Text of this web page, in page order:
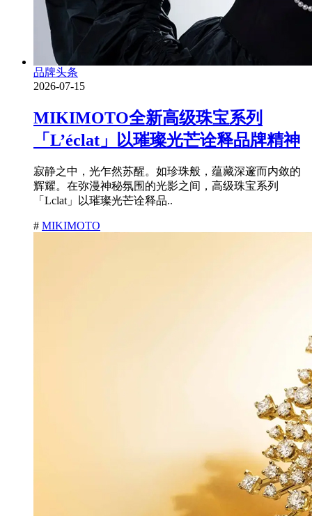
品牌头条
2026-07-15
MIKIMOTO全新高级珠宝系列
「L’éclat」以璀璨光芒诠释品牌精神
寂静之中，光乍然苏醒。如珍珠般，蕴藏深邃而内敛的
辉耀。在弥漫神秘氛围的光影之间，高级珠宝系列
「Lclat」以璀璨光芒诠释品..
# MIKIMOTO